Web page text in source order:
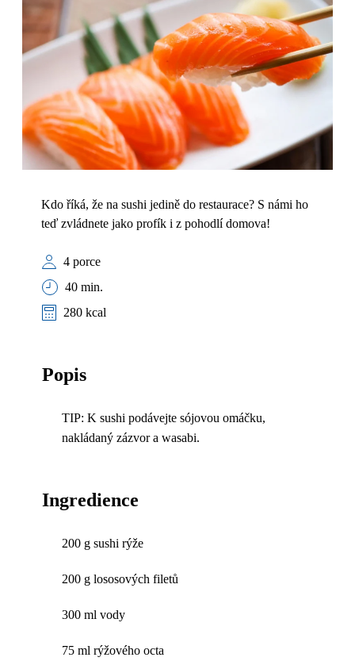
Kdo říká, že na sushi jedině do restaurace? S námi ho
teď zvládnete jako profík i z pohodlí domova!
4 porce
40 min.
280 kcal
Popis
TIP: K sushi podávejte sójovou omáčku,
nakládaný zázvor a wasabi.
Ingredience
200 g sushi rýže
200 g lososových filetů
300 ml vody
75 ml rýžového octa